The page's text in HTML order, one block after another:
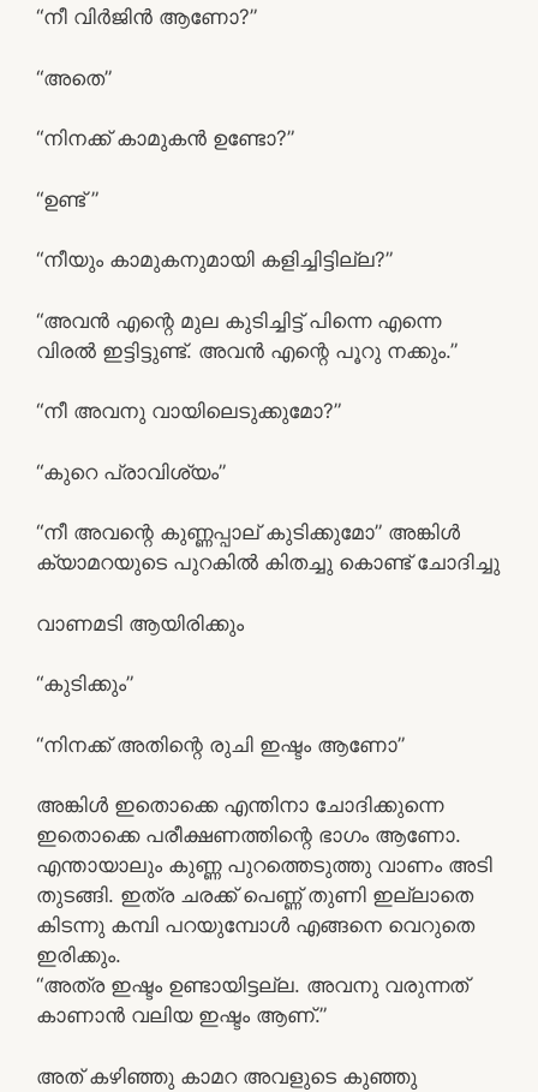
“നീ വിർജിൻ ആണോ?”
“അതെ”
“നിനക്ക് കാമുകൻ ഉണ്ടോ?”
“ഉണ്ട് ”
“നീയും കാമുകനുമായി കളിച്ചിട്ടില്ല?”
“അവൻ എന്റെ മുല കുടിച്ചിട്ട് പിന്നെ എന്നെ
വിരൽ ഇട്ടിട്ടുണ്ട്. അവൻ എന്റെ പൂറു നക്കും.”
“നീ അവനു വായിലെടുക്കുമോ?”
“കുറെ പ്രാവിശ്യം”
“നീ അവന്റെ കുണ്ണപ്പാല് കുടിക്കുമോ” അങ്കിൾ
ക്യാമറയുടെ പുറകിൽ കിതച്ചു കൊണ്ട് ചോദിച്ചു
വാണമടി ആയിരിക്കും
“കുടിക്കും”
“നിനക്ക് അതിന്റെ രുചി ഇഷ്ടം ആണോ”
അങ്കിൾ ഇതൊക്കെ എന്തിനാ ചോദിക്കുന്നെ
ഇതൊക്കെ പരീക്ഷണത്തിന്റെ ഭാഗം ആണോ.
എന്തായാലും കുണ്ണ പുറത്തെടുത്തു വാണം അടി
തുടങ്ങി. ഇത്ര ചരക്ക് പെണ്ണ് തുണി ഇല്ലാതെ
കിടന്നു കമ്പി പറയുമ്പോൾ എങ്ങനെ വെറുതെ
ഇരിക്കും.
“അത്ര ഇഷ്ടം ഉണ്ടായിട്ടല്ല. അവനു വരുന്നത്
കാണാൻ വലിയ ഇഷ്ടം ആണ്.”
അത് കഴിഞ്ഞു കാമറ അവളുടെ കുഞ്ഞു